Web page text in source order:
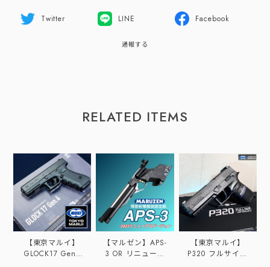
Twitter LINE Facebook
通報する
RELATED ITEMS
【東京マルイ】
GLOCK17 Gen4
【マルゼン】APS-
3 OR リニューア
【東京マルイ】
P320 フルサイズ